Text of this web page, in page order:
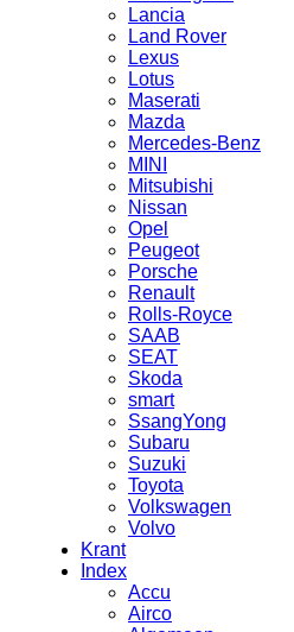
Lancia
Land Rover
Lexus
Lotus
Maserati
Mazda
Mercedes-Benz
MINI
Mitsubishi
Nissan
Opel
Peugeot
Porsche
Renault
Rolls-Royce
SAAB
SEAT
Skoda
smart
SsangYong
Subaru
Suzuki
Toyota
Volkswagen
Volvo
Krant
Index
Accu
Airco